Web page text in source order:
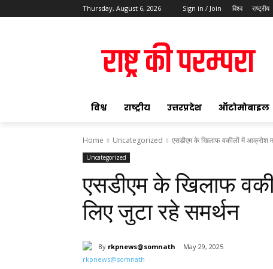
Thursday, August 6, 2026 Sign in / Join विश्व राष्ट्रीय
विश्व राष्ट्रीय उत्तरप्रदेश ऑटोमोबाइल
Home Uncategorized एसडीएम के खिलाफ वकीलों में आक्रोश
Uncategorized
एसडीएम के खिलाफ
लिए जुटा रहे समर्थन
By rkpnews@somnath May 29, 2025